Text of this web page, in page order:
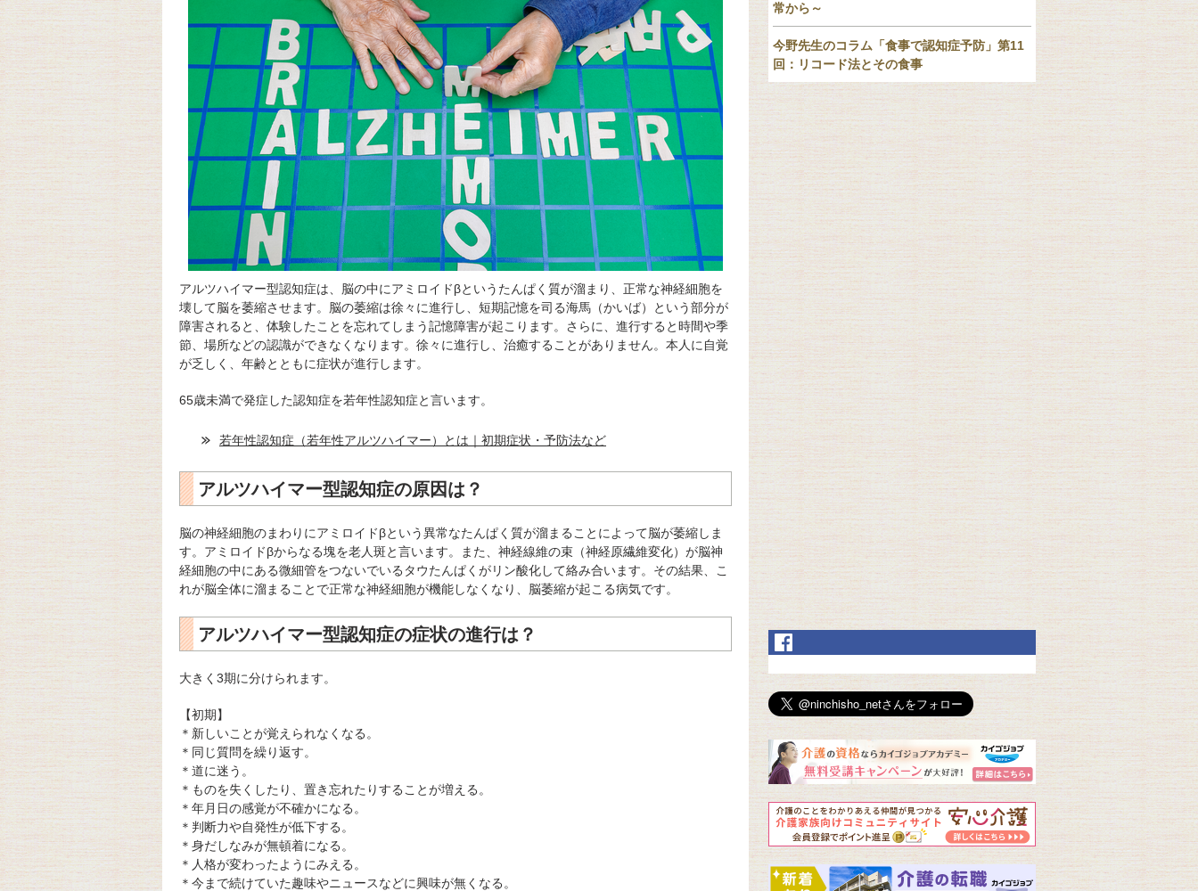
アルツハイマー型認知症は、脳の中にアミロイドβというたんぱく質が溜まり、正常な神経細胞を
壊して脳を萎縮させます。脳の萎縮は徐々に進行し、短期記憶を司る海馬（かいば）という部分が
障害されると、体験したことを忘れてしまう記憶障害が起こります。さらに、進行すると時間や季
節、場所などの認識ができなくなります。徐々に進行し、治癒することがありません。本人に自覚
が乏しく、年齢とともに症状が進行します。
65歳未満で発症した認知症を若年性認知症と言います。
若年性認知症（若年性アルツハイマー）とは｜初期症状・予防法など
アルツハイマー型認知症の原因は？
脳の神経細胞のまわりにアミロイドβという異常なたんぱく質が溜まることによって脳が萎縮しま
す。アミロイドβからなる塊を老人斑と言います。また、神経線維の束（神経原繊維変化）が脳神
経細胞の中にある微細管をつないでいるタウたんぱくがリン酸化して絡み合います。その結果、こ
れが脳全体に溜まることで正常な神経細胞が機能しなくなり、脳萎縮が起こる病気です。
アルツハイマー型認知症の症状の進行は？
大きく3期に分けられます。
【初期】
＊新しいことが覚えられなくなる。
＊同じ質問を繰り返す。
＊道に迷う。
＊ものを失くしたり、置き忘れたりすることが増える。
＊年月日の感覚が不確かになる。
＊判断力や自発性が低下する。
＊身だしなみが無頓着になる。
＊人格が変わったようにみえる。
＊今まで続けていた趣味やニュースなどに興味が無くなる。
常から～
今野先生のコラム「食事で認知症予防」第11
回：リコード法とその食事